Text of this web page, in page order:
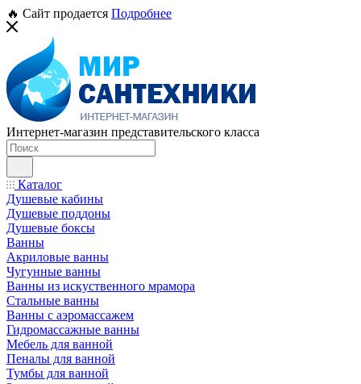
🔥 Сайт продается Подробнее
Интернет-магазин представительского класса
Каталог
Душевые кабины
Душевые поддоны
Душевые боксы
Ванны
Акриловые ванны
Чугунные ванны
Ванны из искуственного мрамора
Стальные ванны
Ванны с аэромассажем
Гидромассажные ванны
Мебель для ванной
Пеналы для ванной
Тумбы для ванной